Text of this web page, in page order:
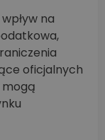
na
oficjalnych